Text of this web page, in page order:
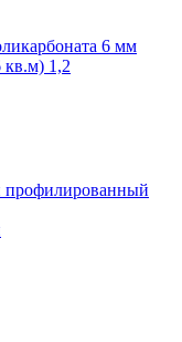
6 мм
кв.м) 1,2
профилированный